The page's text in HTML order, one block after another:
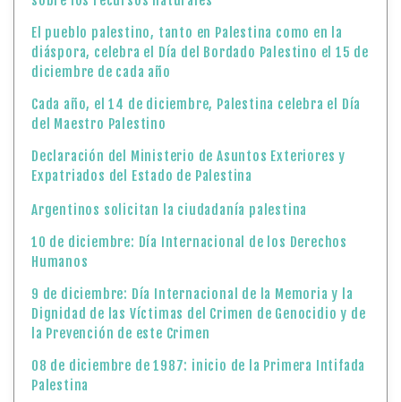
El pueblo palestino, tanto en Palestina como en la
diáspora, celebra el Día del Bordado Palestino el 15 de
diciembre de cada año
Cada año, el 14 de diciembre, Palestina celebra el Día
del Maestro Palestino
Declaración del Ministerio de Asuntos Exteriores y
Expatriados del Estado de Palestina
Argentinos solicitan la ciudadanía palestina
10 de diciembre: Día Internacional de los Derechos
Humanos
9 de diciembre: Día Internacional de la Memoria y la
Dignidad de las Víctimas del Crimen de Genocidio y de
la Prevención de este Crimen
08 de diciembre de 1987: inicio de la Primera Intifada
Palestina